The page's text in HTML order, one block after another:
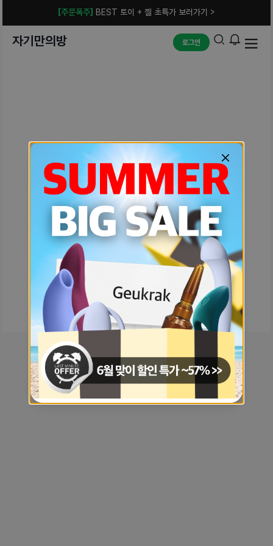
[주문폭주] BEST 토이 + 젤 초특가 보러가기 >
자기만의방 로그인
예상치 못한 에러입니다.